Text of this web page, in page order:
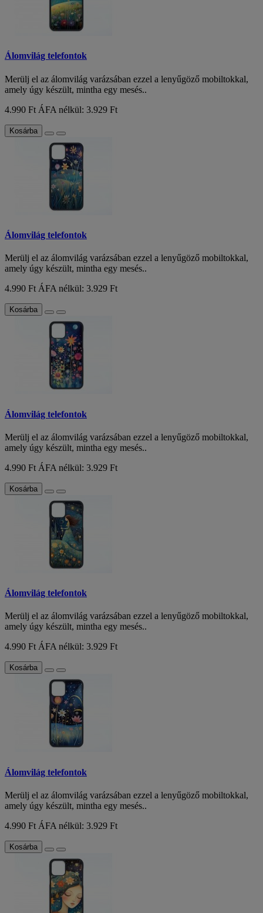
Álomvilág telefontok
Merülj el az álomvilág varázsában ezzel a lenyűgöző mobiltokkal,
amely úgy készült, mintha egy mesés..
4.990 Ft ÁFA nélkül: 3.929 Ft
Kosárba
Álomvilág telefontok
Merülj el az álomvilág varázsában ezzel a lenyűgöző mobiltokkal,
amely úgy készült, mintha egy mesés..
4.990 Ft ÁFA nélkül: 3.929 Ft
Kosárba
Álomvilág telefontok
Merülj el az álomvilág varázsában ezzel a lenyűgöző mobiltokkal,
amely úgy készült, mintha egy mesés..
4.990 Ft ÁFA nélkül: 3.929 Ft
Kosárba
Álomvilág telefontok
Merülj el az álomvilág varázsában ezzel a lenyűgöző mobiltokkal,
amely úgy készült, mintha egy mesés..
4.990 Ft ÁFA nélkül: 3.929 Ft
Kosárba
Álomvilág telefontok
Merülj el az álomvilág varázsában ezzel a lenyűgöző mobiltokkal,
amely úgy készült, mintha egy mesés..
4.990 Ft ÁFA nélkül: 3.929 Ft
Kosárba